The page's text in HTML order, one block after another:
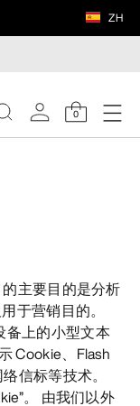
ZH
品可退换货。
0
主要目的是分析
于营销目的。
备上的小型文本
Cookie、Flash
信标等技术。
。 由我们以外